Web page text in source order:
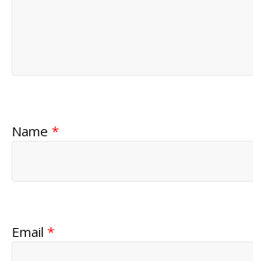
Name*
Email*